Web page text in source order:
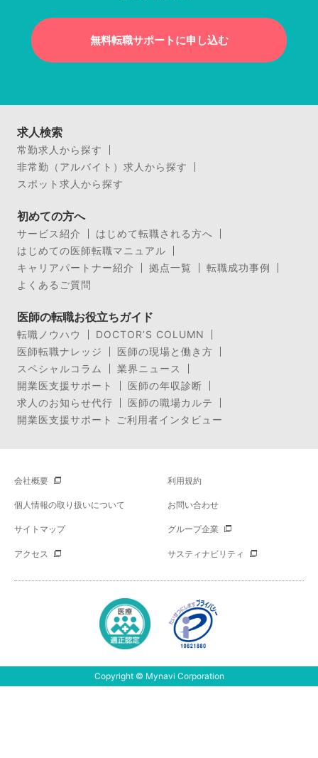
無料転職サポートに申し込む
求人検索
常勤求人から探す
非常勤（アルバイト）求人から探す
スポット求人から探す
初めての方へ
サービス紹介
はじめて転職される方へ
はじめての医師転職マニュアル
キャリアパートナー紹介
拠点一覧
転職成功事例
よくあるご質問
医師の転職お役立ちガイド
転職ノウハウ
DOCTOR’S COLUMN
医師転職ナレッジ
医師の現場と働き方
スペシャルコラム
業界ニュース
開業医支援サポート
医師の年収診断
求人のお知らせ代行
医師の職場カルテ
開業医支援サポート ご利用者インタビュー
会社概要 利用規約
個人情報の取り扱いについて お問い合わせ
サイトマップ グループ企業
アクセス サスティナビリティ
Copyright © Mynavi Corporation